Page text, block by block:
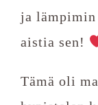
ja
aistia sen!
Tämä oli